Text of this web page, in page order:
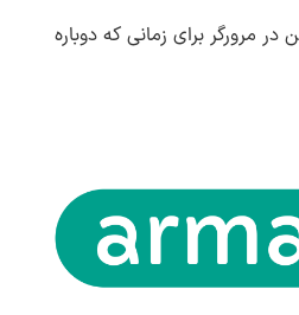
مرورگر برای زمانی که دوباره